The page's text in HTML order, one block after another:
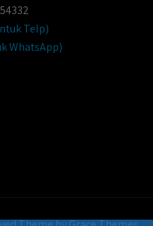
Telp)
WhatsApp)